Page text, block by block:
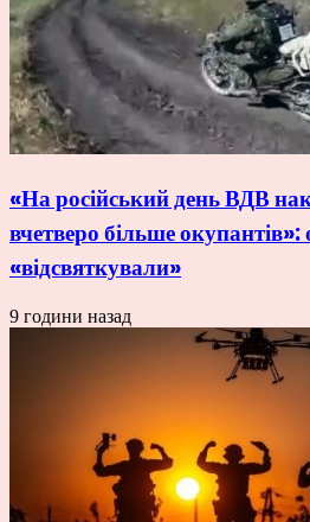
«На російський день ВДВ
вчетверо більше
«відсвяткували»
9 години назад